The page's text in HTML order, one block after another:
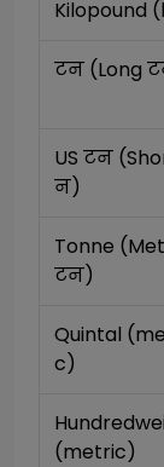
Kilopound
टन (Long
US टन
न)
Tonne
टन)
Quintal
c)
(metric)